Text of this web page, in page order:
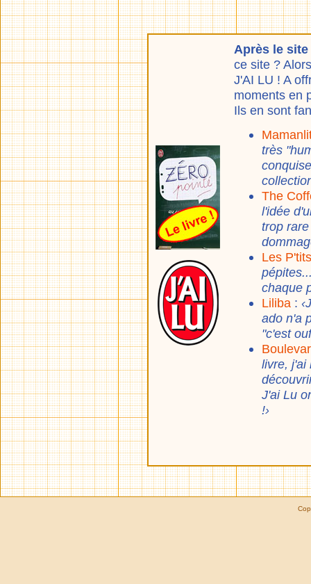
Après le
ce site ?
J'AI LU ! A
moments en
Ils en sont
très
The
l'idée
trop
Les
chaque
Liliba :
ado n'a
"c'est
livre, j'ai
J'ai Lu
!›